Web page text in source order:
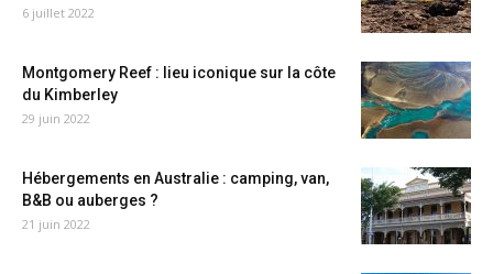
6 juillet 2022
Montgomery Reef : lieu iconique sur la côte
du Kimberley
29 juin 2022
Hébergements en Australie : camping, van,
B&B ou auberges ?
21 juin 2022